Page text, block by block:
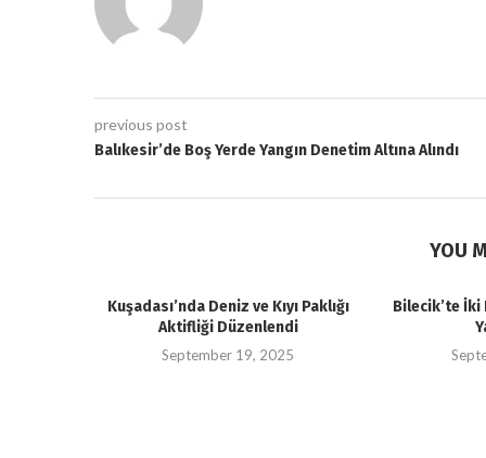
previous post
Balıkesir’de Boş Yerde Yangın Denetim Altına Alındı
YOU
Kuşadası’nda Deniz ve Kıyı Paklığı
Aktifliği Düzenlendi
September 19, 2025
Bilecik’te İki